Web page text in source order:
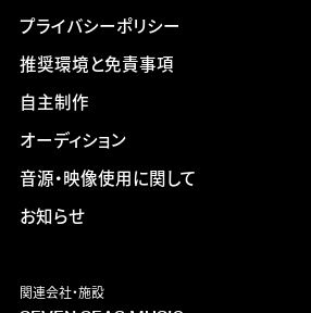
プライバシーポリシー
推奨環境と免責事項
自主制作
オーディション
音源・映像使用に関して
お知らせ
関連会社・施設